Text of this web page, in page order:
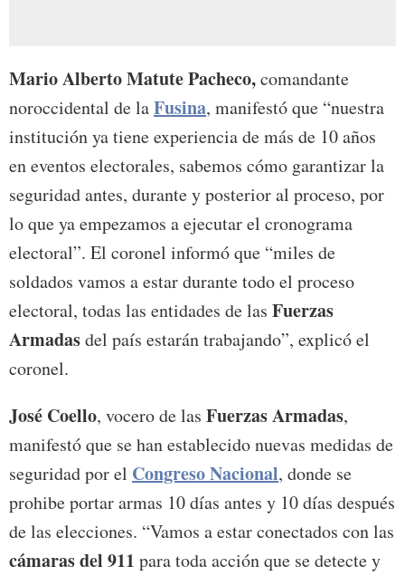
Mario Alberto Matute Pacheco,comandante
noroccidental de laFusina, manifestó que “nuestra
institución ya tiene experiencia de más de 10 años
en eventos electorales, sabemos cómo garantizar la
seguridad antes, durante y posterior al proceso, por
lo que ya empezamos a ejecutar el cronograma
electoral”. El coronel informó que “miles de
soldados vamos a estar durante todo el proceso
electoral, todas las entidades de las Fuerzas
Armadasdel país estarán trabajando”, explicó el
coronel.
José Coello, vocero de las Fuerzas Armadas,
manifestó que se han establecido nuevas medidas de
seguridad por el Congreso Nacional, donde se
prohibe portar armas 10 días antes y 10 días después
de las elecciones. “Vamos a estar conectados con las
cámaras del 911 para toda acción que se detecte y